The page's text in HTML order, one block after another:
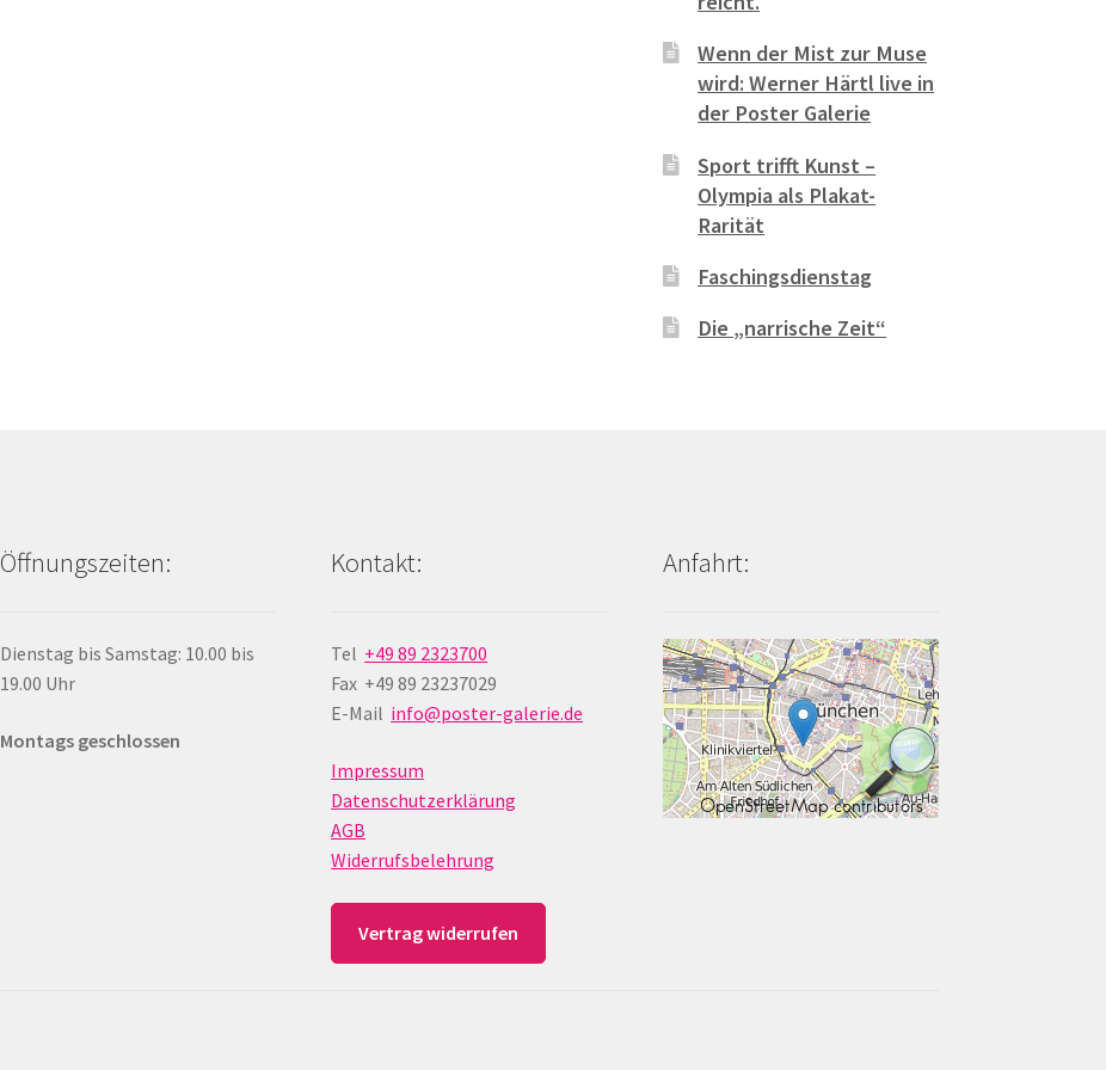
Wenn der Mist zur Muse
wird: Werner Härtl live in
der Poster Galerie
Sport trifft Kunst –
Olympia als Plakat-
Rarität
Faschingsdienstag
Die „narrische Zeit“
Öffnungszeiten:
Dienstag bis Samstag: 10.00 bis
19.00 Uhr
Montags geschlossen
Kontakt:
Tel +49 89 2323700
Fax +49 89 23237029
E-Mail info@poster-galerie.de
Impressum
Datenschutzerklärung
AGB
Widerrufsbelehrung
Vertrag widerrufen
Anfahrt: